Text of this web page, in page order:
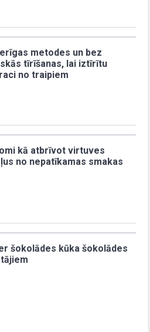
metodes un bez
tīrīšanas, lai iztīrītu
no traipiem
kā atbrīvot virtuves
no nepatīkamas smakas
šokolādes kūka šokolādes